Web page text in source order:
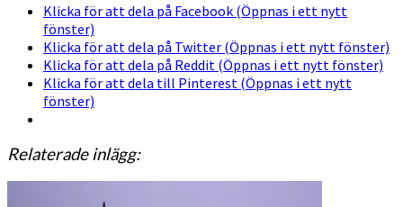
Klicka för att dela på Facebook (Öppnas i ett nytt
fönster)
Klicka för att dela på Twitter (Öppnas i ett nytt fönster)
Klicka för att dela på Reddit (Öppnas i ett nytt fönster)
Klicka för att dela till Pinterest (Öppnas i ett nytt
fönster)
Relaterade inlägg: